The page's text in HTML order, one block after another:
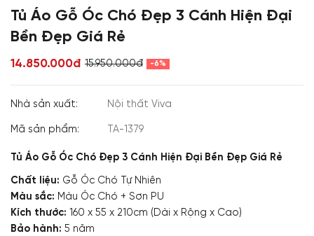
Tủ Áo Gỗ Óc Chó Đẹp 3 Cánh Hiện Đại
Bền Đẹp Giá Rẻ
14.850.000đ 15.950.000đ -6%
Nhà sản xuất: Nội thất Viva
Mã sản phẩm: TA-1379
Tủ Áo Gỗ Óc Chó Đẹp 3 Cánh Hiện Đại Bền Đẹp Giá Rẻ
Chất liệu: Gỗ Óc Chó Tự Nhiên
Màu sắc: Màu Óc Chó + Sơn PU
Kích thước: 160 x 55 x 210cm (Dài x Rộng x Cao)
Bảo hành: 5 năm